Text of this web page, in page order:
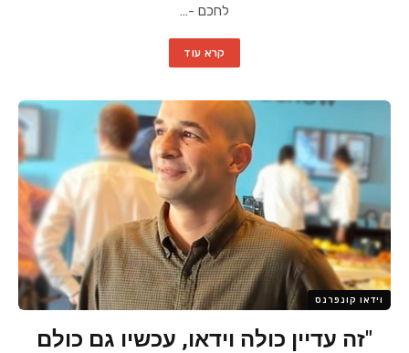
לחכם -…
קרא עוד
וידאו קונפרנס
"זה עדיין כולה וידאו, עכשיו גם כולם